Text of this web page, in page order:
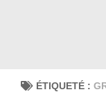
ÉTIQUETÉ :